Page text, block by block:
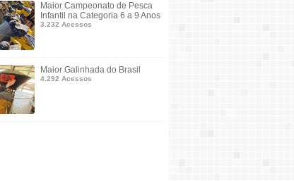
Maior Campeonato de Pesca
Infantil na Categoria 6 a 9 Anos
3.232 Acessos
Maior Galinhada do Brasil
4.292 Acessos